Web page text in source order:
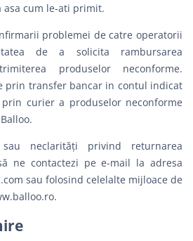
asa cum le-ati primit.
problemei de catre operatorii
de a solicita rambursarea
produselor neconforme.
prin transfer bancar in contul indicat
curier a produselor neconforme
neclarităţi privind returnarea
ne contactezi pe e-mail la adresa
sau folosind celelalte mijloace de